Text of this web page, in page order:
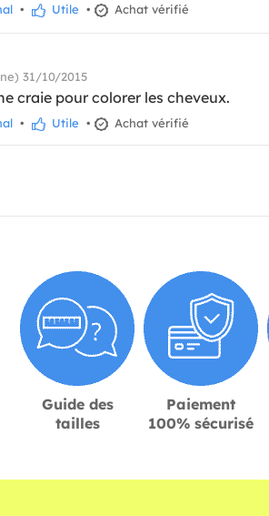
• Utile • Achat vérifié
31/10/2015
craie pour colorer les cheveux.
• Utile • Achat vérifié
Guide des
tailles
Paiement
100% sécurisé